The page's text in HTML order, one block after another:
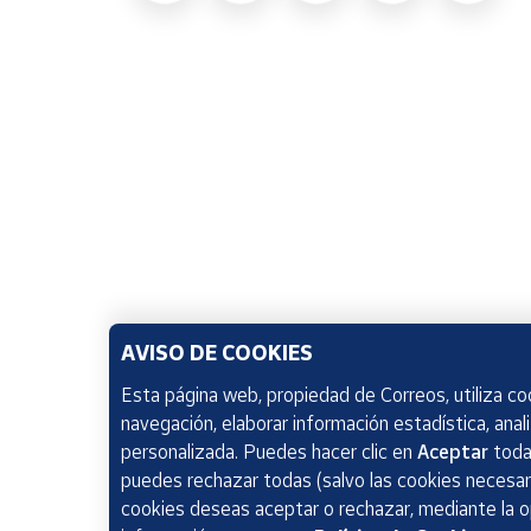
AVISO DE COOKIES
Esta página web, propiedad de Correos, utiliza
navegación, elaborar información estadística,
personalizada. Puedes hacer clic en Aceptar
puedes rechazar todas (salvo las cookies
cookies deseas aceptar o rechazar, mediante la